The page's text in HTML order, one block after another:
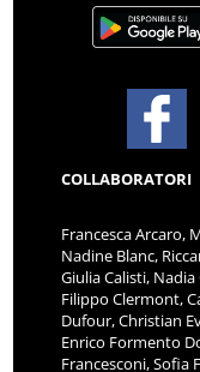
COLLABORATORI
Francesca Arcaro,
Nadine Blanc,
Giulia Calisti,
Filippo Clermont,
Dufour, Christian
Enrico Formento
Francesconi, Sofia